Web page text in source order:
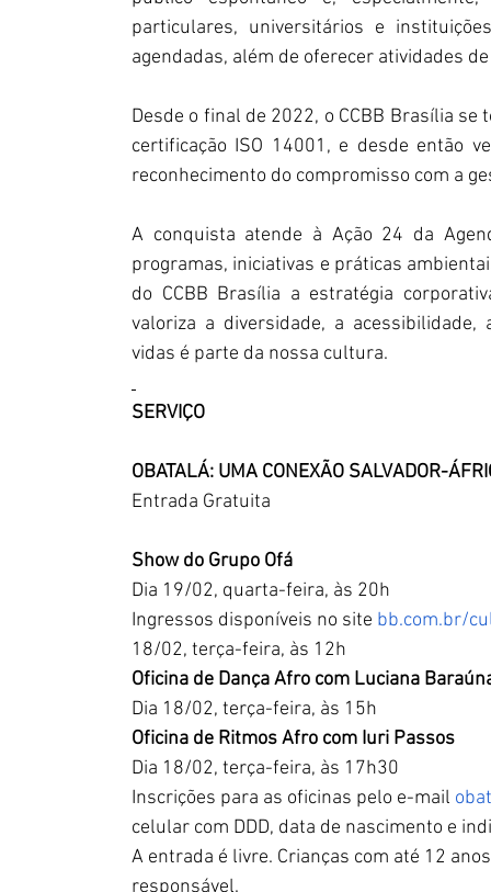
particulares, universitários e
agendadas, além de oferecer atividades
Desde o final de 2022, o CCBB Brasília
certificação ISO 14001, e desde então
reconhecimento do compromisso com a
A conquista atende à Ação 24 da
programas, iniciativas e práticas
do CCBB Brasília a estratégia
valoriza a diversidade, a
vidas é parte da nossa cultura.
SERVIÇO
OBATALÁ: UMA CONEXÃO SALVADOR-
Entrada Gratuita
Show do Grupo Ofá
Dia 19/02, quarta-feira, às 20h
Ingressos disponíveis no site bb.com.br/
18/02, terça-feira, às 12h
Oficina de Dança Afro com Luciana
Dia 18/02, terça-feira, às 15h
Oficina de Ritmos Afro com Iuri Passos
Dia 18/02, terça-feira, às 17h30
Inscrições para as oficinas pelo e-mail
celular com DDD, data de nascimento e
A entrada é livre. Crianças com até 12
responsável.